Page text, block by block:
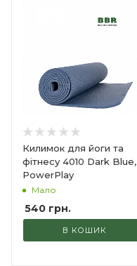
Килимок для йоги та
фітнесу 4010 Dark Blue,
PowerPlay
Мало
540 грн.
В КОШИК